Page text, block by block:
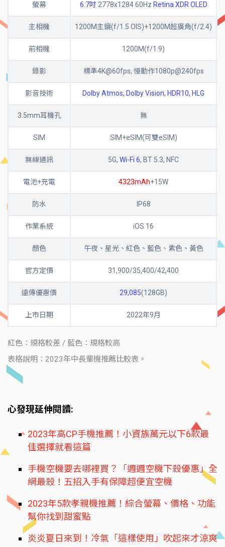
螢幕 6.7吋2778x1284 60Hz Retina XDR OLED
主相機 1200M主鏡(f/1.5 OIS)+1200M超廣角(f/2.4)
前相機 1200M(f/1.9)
錄影 標準4K@60fps, 慢動作1080p@240fps
影音技術 Dolby Atmos, Dolby Vision, HDR10, HLG
3.5mm耳機孔 無
SIM SIM+eSIM(可雙eSIM)
無線通訊 5G, Wi-Fi 6, BT 5.3, NFC
電池+充電 4323mAh+15W
防水 IP68
作業系統 iOS 16
顏色 午夜、星光、紅色、藍色、紫色、黃色
官方定價 31,900/35,400/42,400
遠傳優惠價 29,085(128GB)
上市日期 2022年9月
紅色 ：規格較差 / 藍色 ：規格較高
表格說明：2023年中長輩機推薦比較表。
心發現延伸閱讀:
2023年高CP手機推薦！小資族萬元以下6款最
佳選擇就看這篇
手機空機要去哪裡買？「週週空機下殺優惠」全
網最殺！五招入手有保障超便宜空機
2023年5款孝親機推薦！綜合螢幕、價格、功能
幫你找到甜蜜點
炎炎夏日來到！冷氣「這樣使用」吹起來才涼爽